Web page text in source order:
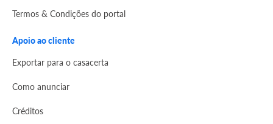
Termos & Condições do portal
Apoio ao cliente
Exportar para o casacerta
Como anunciar
Créditos